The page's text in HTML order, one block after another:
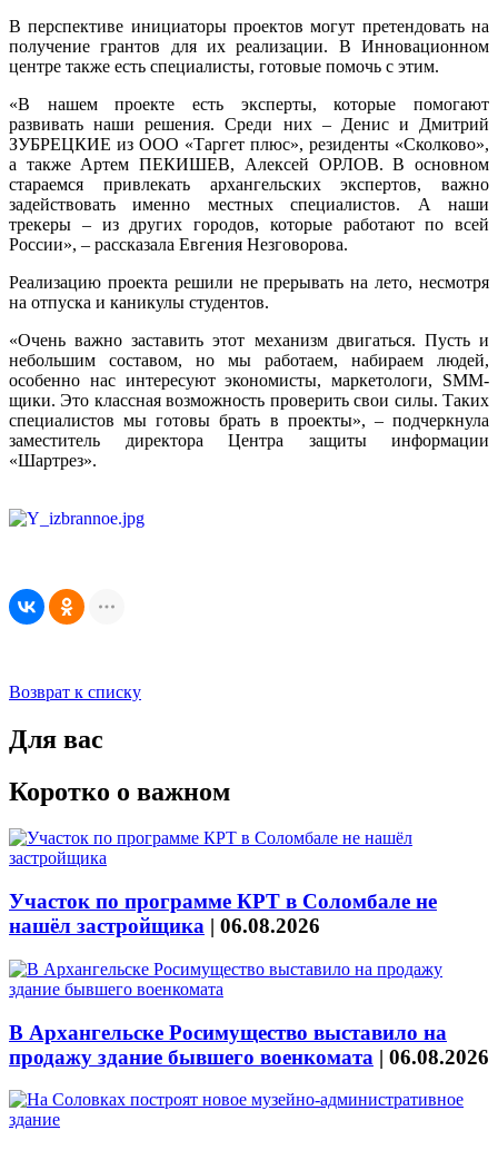
В перспективе инициаторы проектов могут претендовать на
получение грантов для их реализации. В Инновационном
центре также есть специалисты, готовые помочь с этим.
«В нашем проекте есть эксперты, которые помогают
развивать наши решения. Среди них – Денис и Дмитрий
ЗУБРЕЦКИЕ из ООО «Таргет плюс», резиденты «Сколково»,
а также Артем ПЕКИШЕВ, Алексей ОРЛОВ. В основном
стараемся привлекать архангельских экспертов, важно
задействовать именно местных специалистов. А наши
трекеры – из других городов, которые работают по всей
России», – рассказала Евгения Незговорова.
Реализацию проекта решили не прерывать на лето, несмотря
на отпуска и каникулы студентов.
«Очень важно заставить этот механизм двигаться. Пусть и
небольшим составом, но мы работаем, набираем людей,
особенно нас интересуют экономисты, маркетологи, SMM-
щики. Это классная возможность проверить свои силы. Таких
специалистов мы готовы брать в проекты», – подчеркнула
заместитель директора Центра защиты информации
«Шартрез».
Возврат к списку
Для вас
Коротко о важном
Участок по программе КРТ в Соломбале не
нашёл застройщика | 06.08.2026
В Архангельске Росимущество выставило на
продажу здание бывшего военкомата | 06.08.2026